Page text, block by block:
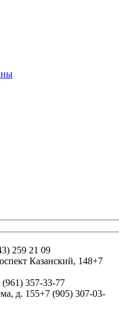
259 21 09
Казанский, 148+7
(961) 357-33-77
д. 155+7 (905) 307-03-